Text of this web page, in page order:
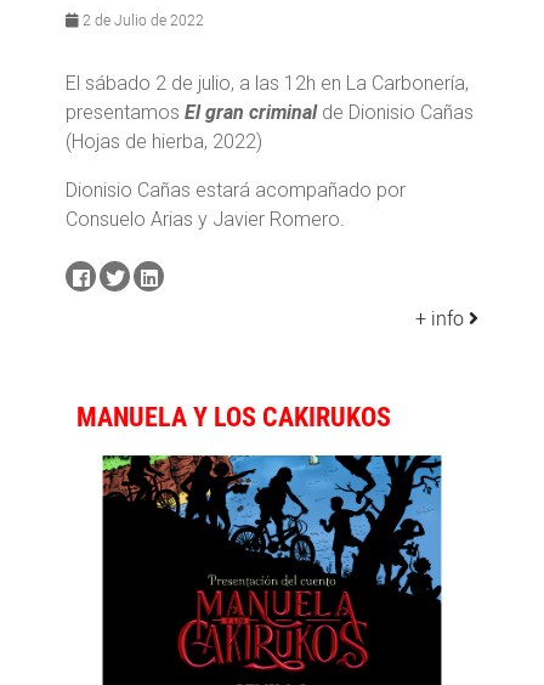
2 de Julio de 2022
El sábado 2 de julio, a las 12h en La Carbonería,
presentamos El gran criminalde Dionisio Cañas
(Hojas de hierba, 2022)
Dionisio Cañas estará acompañado por
Consuelo Arias y Javier Romero.
+ info
MANUELA Y LOS CAKIRUKOS